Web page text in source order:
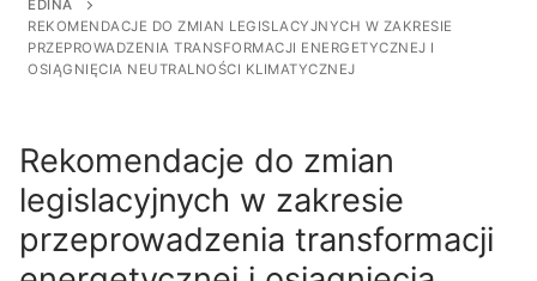
EDINA
REKOMENDACJE DO ZMIAN LEGISLACYJNYCH W ZAKRESIE
PRZEPROWADZENIA TRANSFORMACJI ENERGETYCZNEJ I
OSIĄGNIĘCIA NEUTRALNOŚCI KLIMATYCZNEJ
Rekomendacje do zmian
legislacyjnych w zakresie
przeprowadzenia transformacji